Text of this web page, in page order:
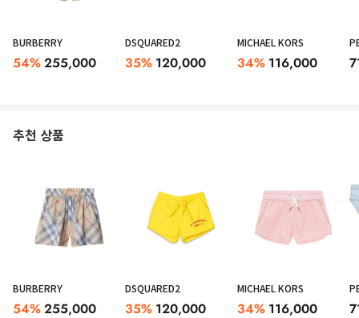
BURBERRY
54%255,000
DSQUARED2
35% 120,000
MICHAEL KORS
34% 116,000
추천 상품
BURBERRY
54%255,000
DSQUARED2
35% 120,000
MICHAEL KORS
34% 116,000